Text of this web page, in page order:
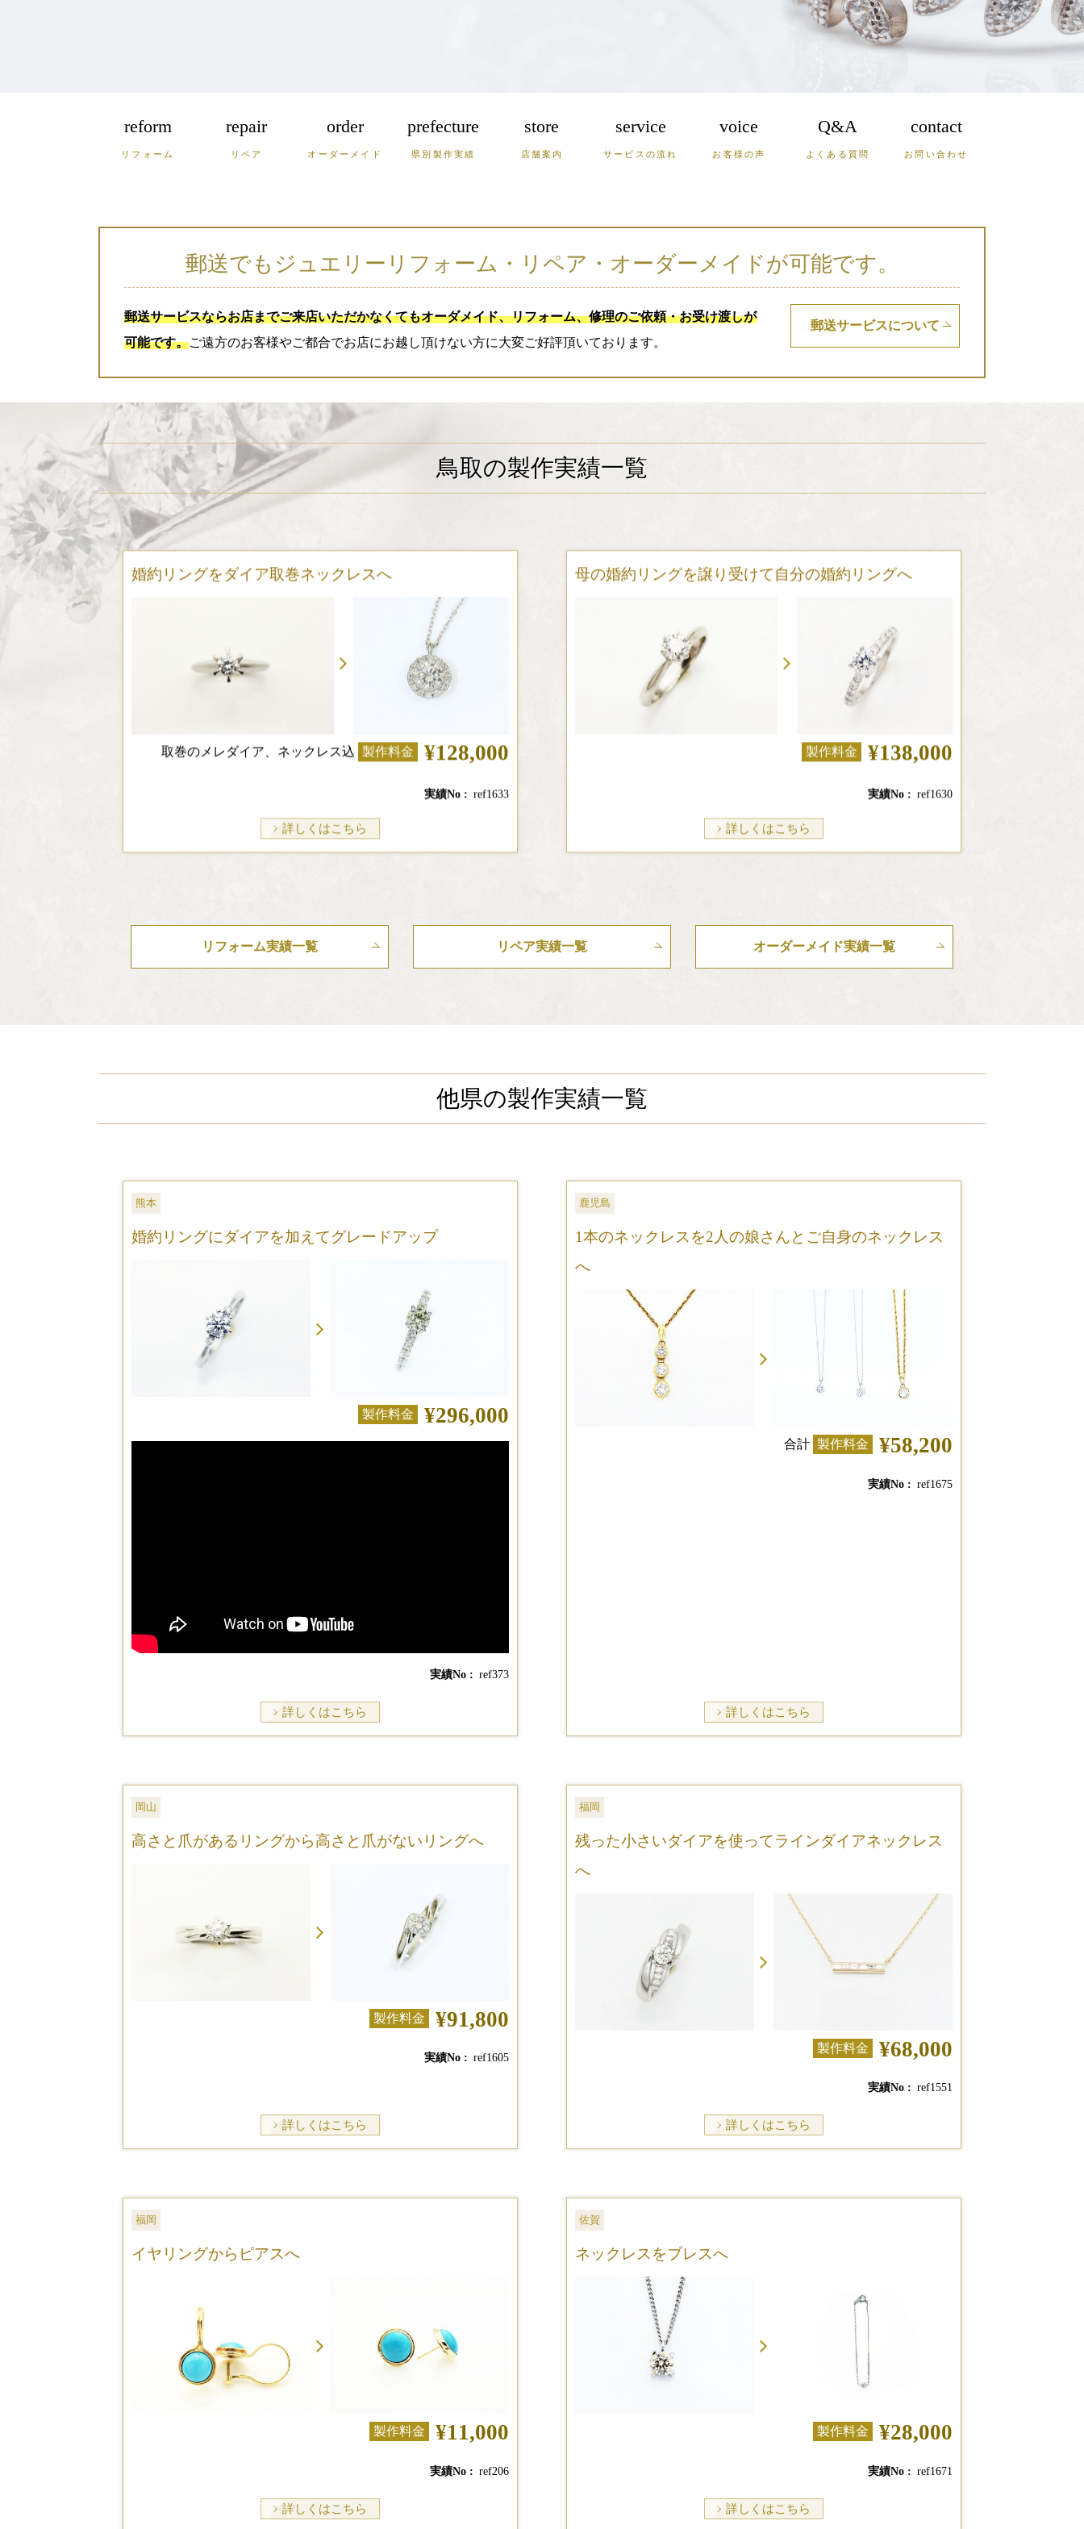
reform
リフォーム
repair
リペア
order
オーダーメイド
prefecture
県別製作実績
store
店舗案内
service
サービスの流れ
voice
お客様の声
Q&A
よくある質問
contact
お問い合わせ
郵送でもジュエリーリフォーム・リペア・オーダーメイドが可能です。
郵送サービスならお店までご来店いただかなくてもオーダメイド、リフォーム、修理のご依頼・お受け渡しが
可能です。ご遠方のお客様やご都合でお店にお越し頂けない方に大変ご好評頂いております。
郵送サービスについて
鳥取の製作実績一覧
婚約リングをダイア取巻ネックレスへ
取巻のメレダイア、ネックレス込 製作料金 ¥128,000
実績No ref1633
詳しくはこちら
母の婚約リングを譲り受けて自分の婚約リングへ
製作料金 ¥138,000
実績No ref1630
詳しくはこちら
リフォーム実績一覧 リペア実績一覧 オーダーメイド実績一覧
他県の製作実績一覧
熊本
婚約リングにダイアを加えてグレードアップ
製作料金 ¥296,000
実績No ref373
詳しくはこちら
鹿児島
1本のネックレスを2人の娘さんとご自身のネックレス
へ
合計 製作料金 ¥58,200
実績No ref1675
詳しくはこちら
岡山
高さと爪があるリングから高さと爪がないリングへ
製作料金 ¥91,800
実績No ref1605
詳しくはこちら
福岡
残った小さいダイアを使ってラインダイアネックレス
へ
製作料金 ¥68,000
実績No ref1551
詳しくはこちら
福岡
イヤリングからピアスへ
製作料金 ¥11,000
実績No ref206
詳しくはこちら
佐賀
ネックレスをブレスへ
製作料金 ¥28,000
実績No ref1671
詳しくはこちら